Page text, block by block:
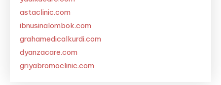
astaclinic.com
ibnusinalombok.com
grahamedicalkurdi.com
dyanzacare.com
griyabromoclinic.com